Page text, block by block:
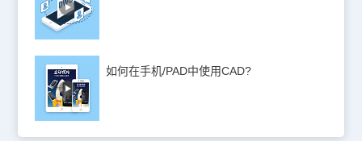
如何在手机/PAD中使用CAD?